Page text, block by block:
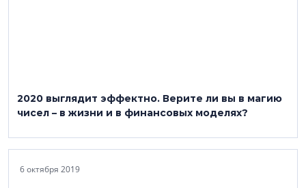
2020 выглядит эффектно. Верите ли вы в магию
чисел – в жизни и в финансовых моделях?
6 октября 2019